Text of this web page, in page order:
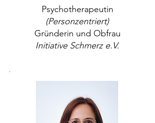
Psychotherapeutin
(Personzentriert)
Gründerin und Obfrau
Initiative Schmerz e.V.